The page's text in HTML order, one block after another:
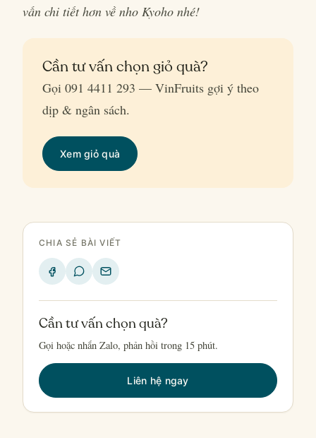
vấn chi tiết hơn về nho Kyoho nhé!
Cần tư vấn chọn giỏ quà?
Gọi 091 4411 293 — VinFruits gợi ý theo
dịp & ngân sách.
Xem giỏ quà
CHIA SẺ BÀI VIẾT
Cần tư vấn chọn quà?
Gọi hoặc nhắn Zalo, phản hồi trong 15 phút.
Liên hệ ngay